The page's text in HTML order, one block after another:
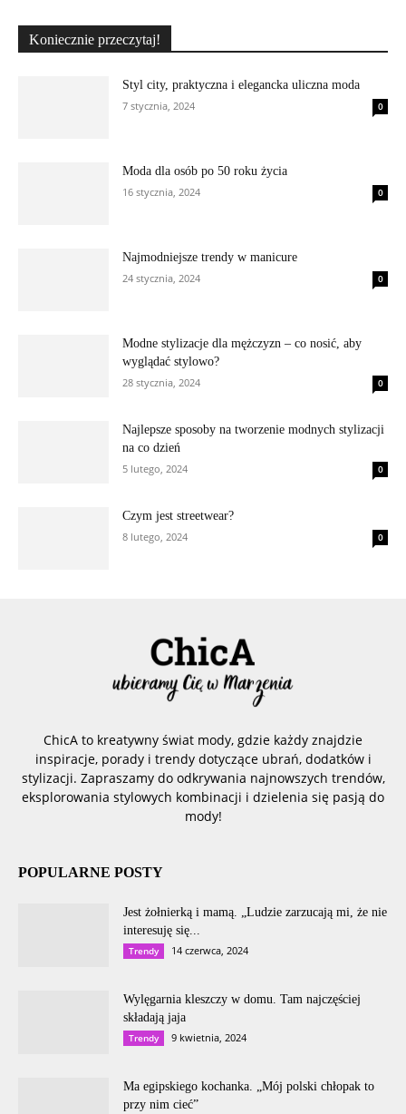
Koniecznie przeczytaj!
Styl city, praktyczna i elegancka uliczna moda
7 stycznia, 2024
0
Moda dla osób po 50 roku życia
16 stycznia, 2024
0
Najmodniejsze trendy w manicure
24 stycznia, 2024
0
Modne stylizacje dla mężczyzn – co nosić, aby
wyglądać stylowo?
28 stycznia, 2024
0
Najlepsze sposoby na tworzenie modnych stylizacji
na co dzień
5 lutego, 2024
0
Czym jest streetwear?
8 lutego, 2024
0
ChicA to kreatywny świat mody, gdzie każdy znajdzie
inspiracje, porady i trendy dotyczące ubrań, dodatków i
stylizacji. Zapraszamy do odkrywania najnowszych trendów,
eksplorowania stylowych kombinacji i dzielenia się pasją do
mody!
POPULARNE POSTY
Jest żołnierką i mamą. „Ludzie zarzucają mi, że nie
interesuję się...
Trendy 14 czerwca, 2024
Wylęgarnia kleszczy w domu. Tam najczęściej
składają jaja
Trendy 9 kwietnia, 2024
Ma egipskiego kochanka. „Mój polski chłopak to
przy nim cieć”